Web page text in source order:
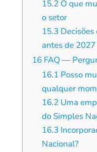
15.2 O que
o setor
15.3
antes de 2027
16 FAQ —
16.1 Posso
qualquer
16.2 Uma
do Simples
16.3
Nacional?